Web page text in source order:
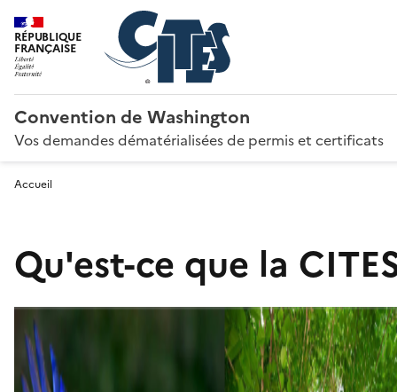
RÉPUBLIQUE
FRANÇAISE
Convention de Washington
Vos demandes dématérialisées de permis et certificats
Accueil
Qu'est-ce que la